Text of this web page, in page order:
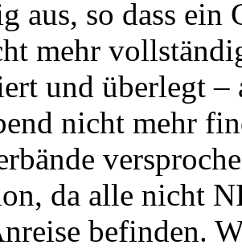
aus, so dass ein
mehr
und überlegt –
nicht mehr
da alle nicht
befinden.